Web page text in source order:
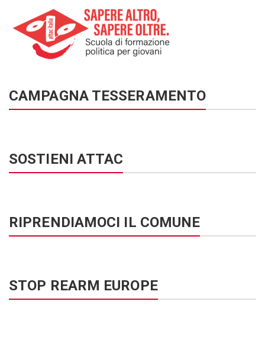
CAMPAGNA TESSERAMENTO
SOSTIENI ATTAC
RIPRENDIAMOCI IL COMUNE
STOP REARM EUROPE